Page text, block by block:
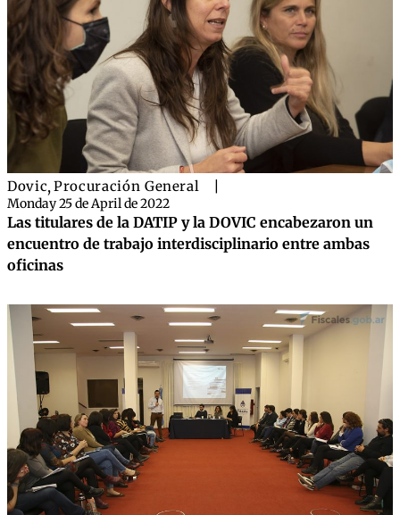
Dovic, Procuración General
Monday 25 de April de 2022
Las titulares de la DATIP y la DOVIC encabezaron un
encuentro de trabajo interdisciplinario entre ambas
oficinas